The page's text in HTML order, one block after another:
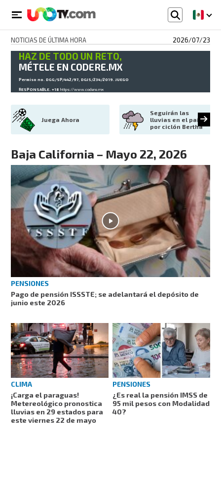
NOTICIAS DE ÚLTIMA HORA 2026/07/23
HAZ DE TODO UN RETO,
MÉTELE EN CODERE.MX
Permiso no. DGG/SP/442/97, DGJS/234/2019. JUEGO
RESPONSABLE. +18https://www.codere.mx
Juega Ahora
Seguirán las
lluvias en el país
por ciclón Bertha
Baja California – Mayo 22, 2026
PENSIONES
Pago de pensión ISSSTE; se adelantará el depósito de
junio este 2026
CLIMA
¡Carga el paraguas!
Metereológico pronostica
lluvias en 29 estados para
este viernes 22 de mayo
PENSIONES
¿Es real la pensión IMSS de
95 mil pesos con Modalidad
40?